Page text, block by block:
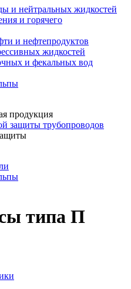
и нейтральных жидкостей
и горячего
и нефтепродуктов
жидкостей
и фекальных вод
продукция
защиты трубопроводов
типа П